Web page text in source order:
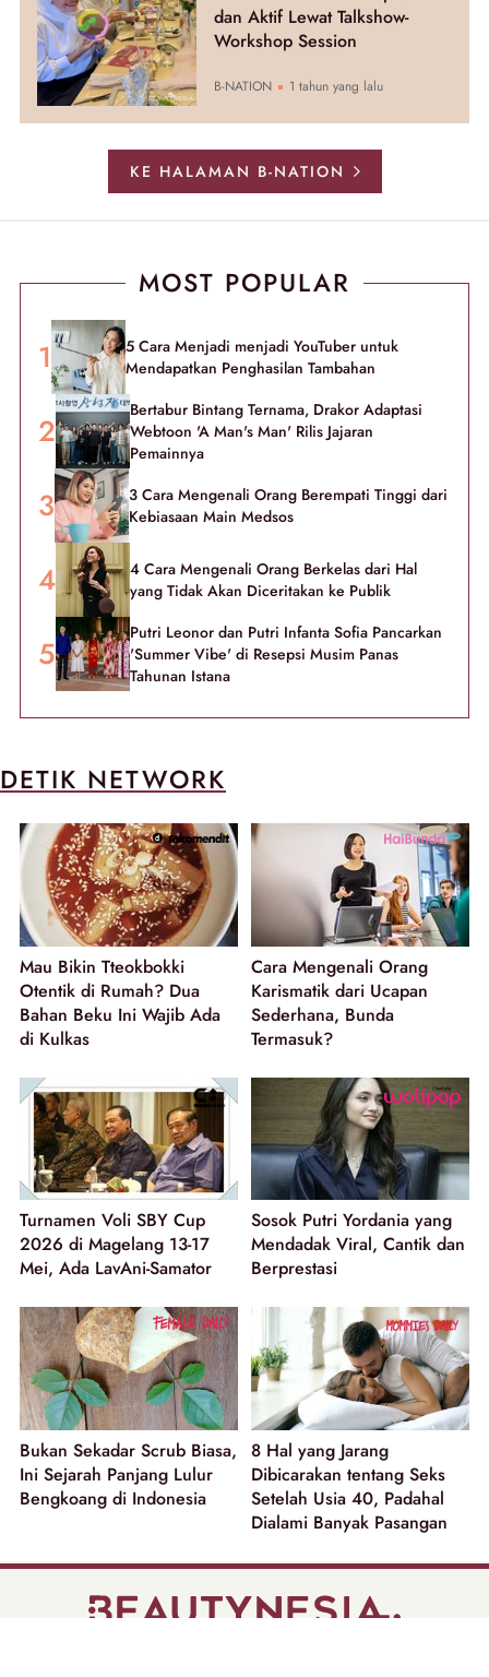
dan Aktif Lewat Talkshow-
Workshop Session
B-NATION 1 tahun yang lalu
KE HALAMAN B-NATION
MOST POPULAR
5 Cara Menjadi menjadi YouTuber untuk
Mendapatkan Penghasilan Tambahan
Bertabur Bintang Ternama, Drakor Adaptasi
Webtoon 'A Man's Man' Rilis Jajaran
Pemainnya
3 Cara Mengenali Orang Berempati Tinggi dari
Kebiasaan Main Medsos
4 Cara Mengenali Orang Berkelas dari Hal
yang Tidak Akan Diceritakan ke Publik
Putri Leonor dan Putri Infanta Sofia Pancarkan
'Summer Vibe' di Resepsi Musim Panas
Tahunan Istana
DETIK NETWORK
Mau Bikin Tteokbokki
Otentik di Rumah? Dua
Bahan Beku Ini Wajib Ada
di Kulkas
Cara Mengenali Orang
Karismatik dari Ucapan
Sederhana, Bunda
Termasuk?
Turnamen Voli SBY Cup
2026 di Magelang 13-17
Mei, Ada LavAni-Samator
Sosok Putri Yordania yang
Mendadak Viral, Cantik dan
Berprestasi
Bukan Sekadar Scrub Biasa,
Ini Sejarah Panjang Lulur
Bengkoang di Indonesia
8 Hal yang Jarang
Dibicarakan tentang Seks
Setelah Usia 40, Padahal
Dialami Banyak Pasangan